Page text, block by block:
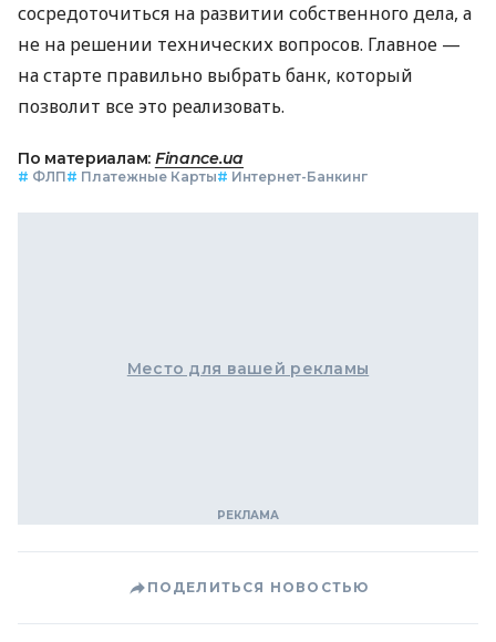
сосредоточиться на развитии собственного дела, а
не на решении технических вопросов. Главное —
на старте правильно выбрать банк, который
позволит все это реализовать.
По материалам: Finance.ua
# ФЛП# Платежные Карты# Интернет-Банкинг
Место для вашей рекламы
ПОДЕЛИТЬСЯ НОВОСТЬЮ